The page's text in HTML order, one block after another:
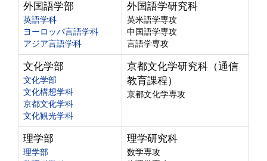
外国語学部
英語学科
ヨーロッパ言語学科
アジア言語学科
外国語学研究科
英米語学専攻
中国語学専攻
言語学専攻
文化学部
文化学部
文化構想学科
京都文化学科
文化観光学科
京都文化学研究科（通信
教育課程）
京都文化学専攻
理学部
理学部
理学研究科
数学専攻